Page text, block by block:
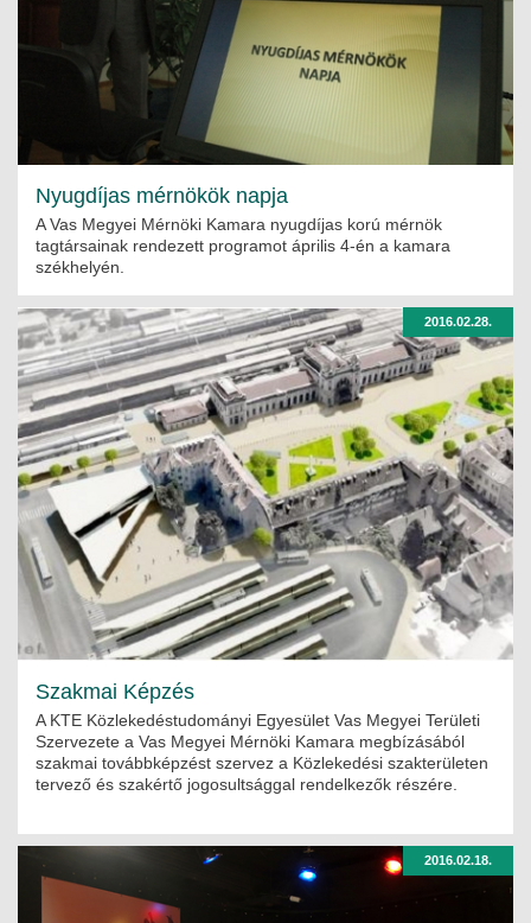
Nyugdíjas mérnökök napja
A Vas Megyei Mérnöki Kamara nyugdíjas korú mérnök
tagtársainak rendezett programot április 4-én a kamara
székhelyén.
2016.02.28.
Szakmai Képzés
A KTE Közlekedéstudományi Egyesület Vas Megyei Területi
Szervezete a Vas Megyei Mérnöki Kamara megbízásából
szakmai továbbképzést szervez a Közlekedési szakterületen
tervező és szakértő jogosultsággal rendelkezők részére.
2016.02.18.